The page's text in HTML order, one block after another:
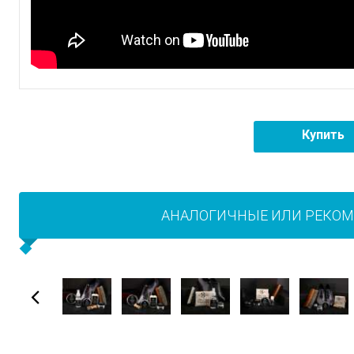
Купить
АНАЛОГИЧНЫЕ ИЛИ